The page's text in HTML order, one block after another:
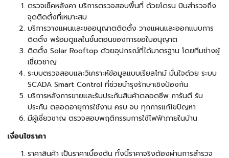
ตรวจเช็คหลังคา บริการตรวจสอบพื้นที่ ด้วยโดรน บินสำรวจถึง
จุดติดตั้งที่เหมาะสม
บริการวางแผนและขออนุญาตติดตั้ง วางแผนและออกแบบการ
ติดตั้ง พร้อมดูแลในขั้นตอนของการขอใบอนุญาต
ติดตั้ง Solar Rooftop ด้วยอุปกรณ์ที่ได้มาตรฐาน โดยทีมช่างผู้
เชี่ยวชาญ
ระบบตรวจสอบและวิเคราะห์ข้อมูลแบบเรียลไทม์ มั่นใจด้วย ระบบ
SCADA Smart Control ที่ช่วยบำรุงรักษาเชิงป้องกัน
บริการหลังการขายและรับประกันสินค้าตลอดชีพ การันตี รับ
ประกัน ตลอดอายุการใช้งาน ครบ จบ ทุกการแก้ไขปัญหา
มีผู้เชี่ยวชาญ ตรวจสอบพฤติกรรมการใช้ไฟฟ้าภายในบ้าน
เงื่อนไขราคา
ราคาสินค้า เป็นราคาเบื้องต้น ทั้งนี้ราคาจริงต้องผ่านการสำรวจ